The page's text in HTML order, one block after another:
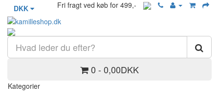
DKK Fri fragt ved køb for 499,-
0 - 0,00DKK
Kategorier